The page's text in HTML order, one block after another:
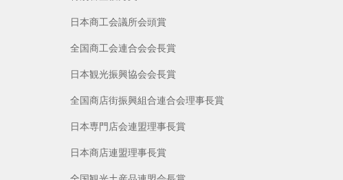
日本商工会議所会頭賞
全国商工会連合会会長賞
日本観光振興協会会長賞
全国商店街振興組合連合会理事長賞
日本専門店会連盟理事長賞
日本商店連盟理事長賞